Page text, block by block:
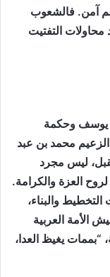
آمن. فالشعوب
محاولات التفتيت
يوسف وحكمة
محمد بن عبد
ليس مجرد
العزة والكرامة.
والبناء،
الأمة العربية
“بممات يغيظ العدا،